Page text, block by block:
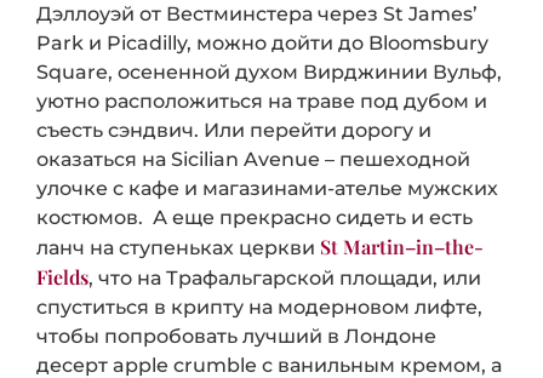
Дэллоуэй от Вестминстера через St James’
Park и Picadilly, можно дойти до Bloomsbury
Square, осененной духом Вирджинии Вульф,
уютно расположиться на траве под дубом и
съесть сэндвич. Или перейти дорогу и
оказаться на Sicilian Avenue – пешеходной
улочке с кафе и магазинами-ателье мужских
костюмов. А еще прекрасно сидеть и есть
ланч на ступеньках церкви St Martin–in–the-
Fields, что на Трафальгарской площади, или
спуститься в крипту на модерновом лифте,
чтобы попробовать лучший в Лондоне
десерт apple crumble с ванильным кремом, а